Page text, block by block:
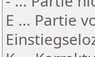
E ... Partie